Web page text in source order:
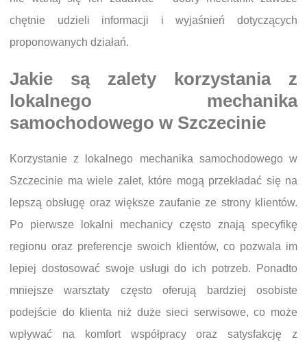
chętnie udzieli informacji i wyjaśnień dotyczących
proponowanych działań.
Jakie są zalety korzystania z
lokalnego mechanika
samochodowego w Szczecinie
Korzystanie z lokalnego mechanika samochodowego w
Szczecinie ma wiele zalet, które mogą przekładać się na
lepszą obsługę oraz większe zaufanie ze strony klientów.
Po pierwsze lokalni mechanicy często znają specyfikę
regionu oraz preferencje swoich klientów, co pozwala im
lepiej dostosować swoje usługi do ich potrzeb. Ponadto
mniejsze warsztaty często oferują bardziej osobiste
podejście do klienta niż duże sieci serwisowe, co może
wpływać na komfort współpracy oraz satysfakcję z